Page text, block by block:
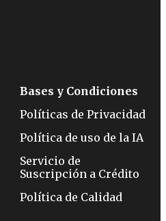
Bases y Condiciones
Políticas de Privacidad
Política de uso de la IA
Servicio de
Suscripción a Crédito
Política de Calidad